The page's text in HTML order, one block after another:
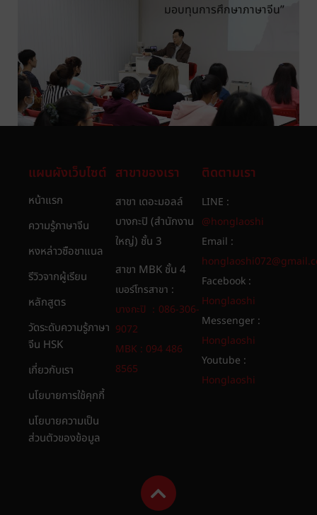
มอบทุนการศึกษาภาษาจีน”
แผนผังเว็บไซต์
หน้าแรก
ความรู้ภาษาจีน
หงหล่าวซือชาแนล
รีวิวจากผู้เรียน
หลักสูตร
วัดระดับความรู้ภาษา
จีน HSK
เกี่ยวกับเรา
นโยบายการใช้คุกกี้
นโยบายความเป็น
ส่วนตัวของข้อมูล
สาขาของเรา
สาขา เดอะมอลล์
บางกะปิ (สำนักงาน
ใหญ่) ชั้น 3
สาขา MBK ชั้น 4
เบอร์โทรสาขา :
บางกะปิ ：086-306-
9072
MBK : 094 486
8565​
ติดตามเรา
LINE :
@honglaoshi
Email :
Facebook :
Honglaoshi
Messenger :
Honglaoshi
Youtube :
Honglaoshi